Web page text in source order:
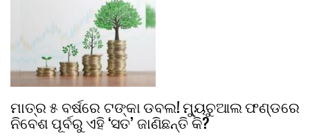
ମାତ୍ର ୫ ବର୍ଷରେ ଟଙ୍କା ଡବଲ! ମ୍ୟୁଚୁଆଲ ଫଣ୍ଡରେ
ନିବେଶ ପୂର୍ବରୁ ଏହି ‘ସତ’ ଜାଣିଛନ୍ତି କି?